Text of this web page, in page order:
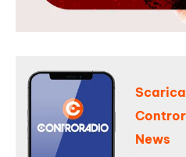
Scarica
News